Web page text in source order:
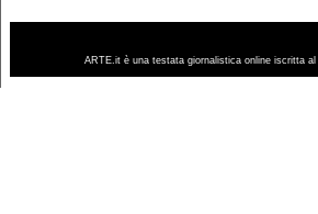
ARTE.it è una testata giornalistica online iscritta